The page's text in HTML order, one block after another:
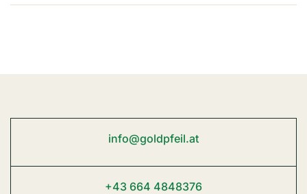
info@goldpfeil.at
+43 664 4848376